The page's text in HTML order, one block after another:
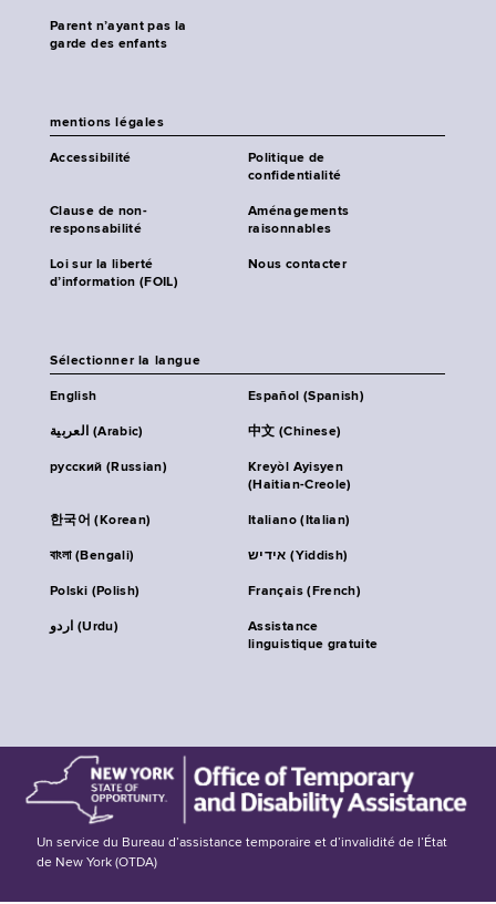
Parent n’ayant pas la
garde des enfants
mentions légales
Accessibilité
Politique de
confidentialité
Clause de non-
responsabilité
Aménagements
raisonnables
Loi sur la liberté
d’information (FOIL)
Nous contacter
Sélectionner la langue
English Español (Spanish)
العربية (Arabic) 中文 (Chinese)
русский (Russian)
Kreyòl Ayisyen
(Haitian-Creole)
한국어 (Korean) Italiano (Italian)
বাংলা (Bengali) אידיש (Yiddish)
Polski (Polish) Français (French)
اردو (Urdu)
Assistance
linguistique gratuite
Un service du Bureau d’assistance temporaire et d’invalidité de l’État
de New York (OTDA)